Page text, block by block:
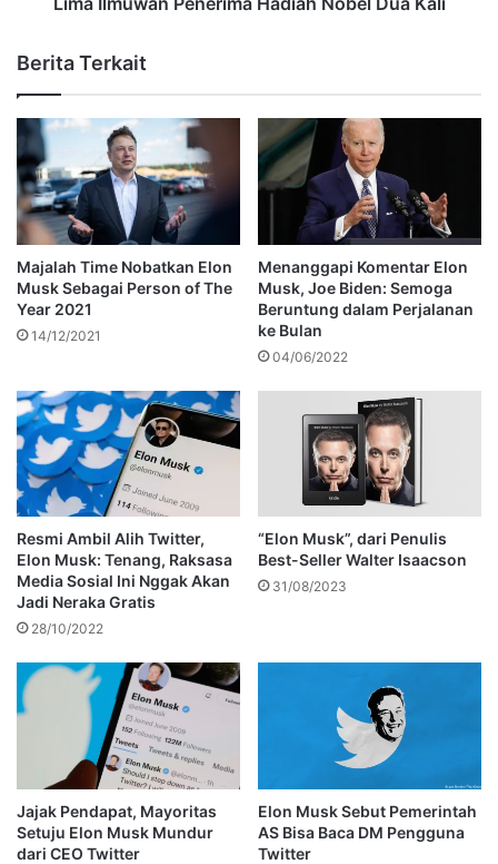
Berita Terkait
Majalah Time Nobatkan Elon
Musk Sebagai Person of The
Year 2021
14/12/2021
Menanggapi Komentar Elon
Musk, Joe Biden: Semoga
Beruntung dalam Perjalanan
ke Bulan
04/06/2022
Resmi Ambil Alih Twitter,
Elon Musk: Tenang, Raksasa
Media Sosial Ini Nggak Akan
Jadi Neraka Gratis
28/10/2022
“Elon Musk”, dari Penulis
Best-Seller Walter Isaacson
31/08/2023
Jajak Pendapat, Mayoritas
Setuju Elon Musk Mundur
dari CEO Twitter
Elon Musk Sebut Pemerintah
AS Bisa Baca DM Pengguna
Twitter